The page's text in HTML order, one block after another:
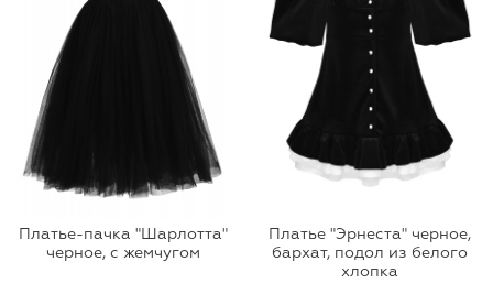
Платье-пачка "Шарлотта"
черное, с жемчугом
Платье "Эрнеста" черное,
бархат, подол из белого
хлопка